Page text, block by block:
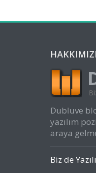
Dubluve
yazılım
araya
Biz de